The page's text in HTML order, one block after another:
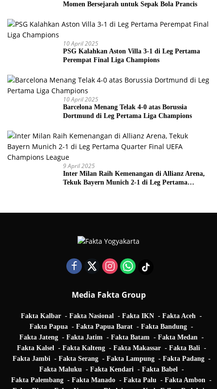
Momen Bersejarah untuk Sepak Bola Prancis
10 April 2025
PSG Kalahkan Aston Villa 3-1 di Leg Pertama
Perempat Final Liga Champions
10 April 2025
Barcelona Menang Telak 4-0 atas Borussia
Dortmund di Leg Pertama Liga Champions
9 April 2025
Inter Milan Raih Kemenangan di Allianz Arena,
Tekuk Bayern Munich 2-1 di Leg Pertama
Media Fakta Group
Fakta Kalbar Fakta Nasional Fakta IKN
Fakta Aceh
Fakta Papua
Fakta Papua Barat
Fakta Bandung
Fakta Jateng
Fakta Jatim Fakta Batam
Fakta Medan
Fakta Kalsel
Fakta Kalteng Fakta Makassar
Fakta Bali
Fakta Jambi
Fakta Serang Fakta Lampung
Fakta Padang
Fakta Maluku
Fakta Kendari
Fakta Babel
Fakta Palembang
Fakta Manado Fakta Palu
Fakta Ambon